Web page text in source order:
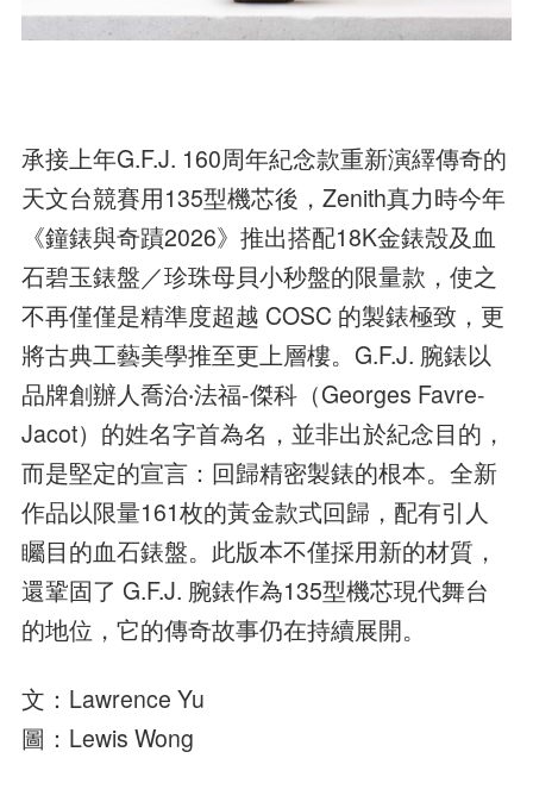
承接上年G.F.J. 160周年紀念款重新演繹傳奇的
天文台競賽用135型機芯後，Zenith真力時今年
《鐘錶與奇蹟2026》推出搭配18K金錶殼及血
石碧玉錶盤／珍珠母貝小秒盤的限量款，使之
不再僅僅是精準度超越 COSC 的製錶極致，更
將古典工藝美學推至更上層樓。G.F.J. 腕錶以
品牌創辦人喬治‧法福-傑科（Georges Favre-
Jacot）的姓名字首為名，並非出於紀念目的，
而是堅定的宣言：回歸精密製錶的根本。全新
作品以限量161枚的黃金款式回歸，配有引人
矚目的血石錶盤。此版本不僅採用新的材質，
還鞏固了 G.F.J. 腕錶作為135型機芯現代舞台
的地位，它的傳奇故事仍在持續展開。
文：Lawrence Yu
圖：Lewis Wong